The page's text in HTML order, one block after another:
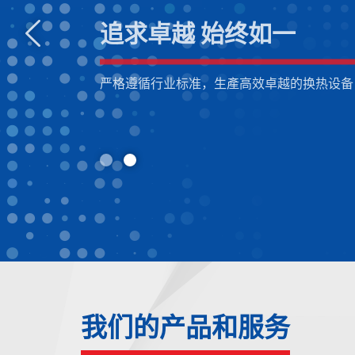
追求卓越 始终如一
严格遵循行业标准，生產高效卓越的换热设备
可持续 更可靠
致力发展可持续性的热交换研发技术 ，提供
高效的解决方案
我们的产品和服务